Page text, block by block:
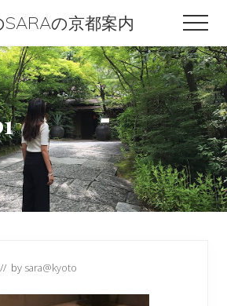
の京都案内
// by sara@kyoto